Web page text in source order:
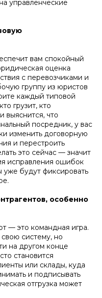
управленческие
вам спокойный
оценка
с перевозчиками и
группу из юристов
каждый типовой
грузит, кто
выяснится, что
посредник, у вас
изменить договорную
и перестроить
это сейчас — значит
исправления ошибок
уже будут фиксировать
особенно
— это командная игра.
систему, но
на другом конце
становится
или склады, куда
и подписывать
отгрузка может